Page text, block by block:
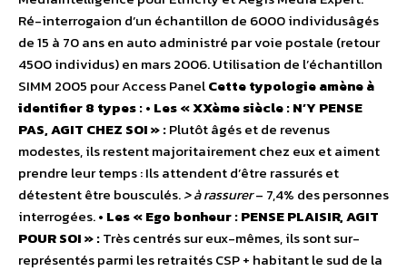
Ré-interrogaion d’un échantillon de 6000 individusâgés
de 15 à 70 ans en auto administré par voie postale (retour
4500 individus) en mars 2006. Utilisation de l’échantillon
SIMM 2005 pour Access PanelCette typologie amène à
identifier 8 types :• Les « XXème siècle : N’Y PENSE
PAS, AGIT CHEZ SOI » :Plutôt âgés et de revenus
modestes, ils restent majoritairement chez eux et aiment
prendre leur temps : Ils attendent d’être rassurés et
détestent être bousculés.> à rassurer– 7,4% des personnes
interrogées.• Les « Ego bonheur : PENSE PLAISIR, AGIT
POUR SOI » :Très centrés sur eux-mêmes, ils sont sur-
représentés parmi les retraités CSP + habitant le sud de la